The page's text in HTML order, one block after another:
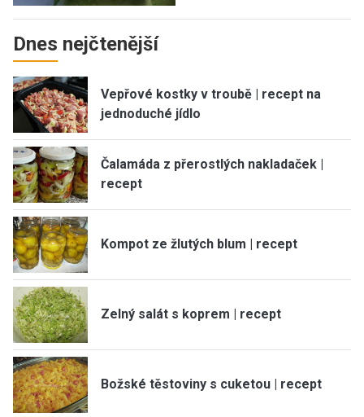
Dnes nejčtenější
Vepřové kostky v troubě | recept na
jednoduché jídlo
Čalamáda z přerostlých nakladaček |
recept
Kompot ze žlutých blum | recept
Zelný salát s koprem | recept
Božské těstoviny s cuketou | recept